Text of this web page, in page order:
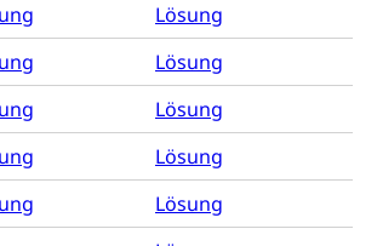
Lösung
Lösung
Lösung
Lösung
Lösung
(WAS Luzern)
(WAS Luzern)
Krankenversicherung (WAS
Luzern)
und Unfallversicherung
Lebensmittelkontrolle,
Produktesicherheit
Trinkwasser
Lebensmittel
Wellness, Unfallverhütung,
Alkoholprävention,
Primärprävention,